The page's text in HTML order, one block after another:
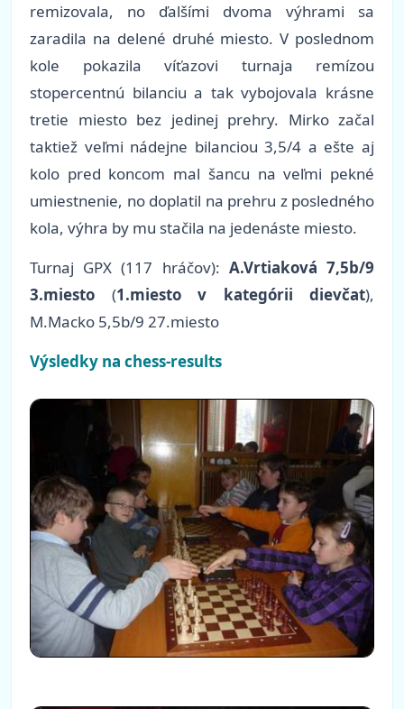
remizovala, no ďalšími dvoma výhrami sa
zaradila na delené druhé miesto. V poslednom
kole pokazila víťazovi turnaja remízou
stopercentnú bilanciu a tak vybojovala krásne
tretie miesto bez jedinej prehry. Mirko začal
taktiež veľmi nádejne bilanciou 3,5/4 a ešte aj
kolo pred koncom mal šancu na veľmi pekné
umiestnenie, no doplatil na prehru z posledného
kola, výhra by mu stačila na jedenáste miesto.
Turnaj GPX (117 hráčov): A.Vrtiaková 7,5b/9
3.miesto (1.miesto v kategórii dievčat),
M.Macko 5,5b/9 27.miesto
Výsledky na chess-results